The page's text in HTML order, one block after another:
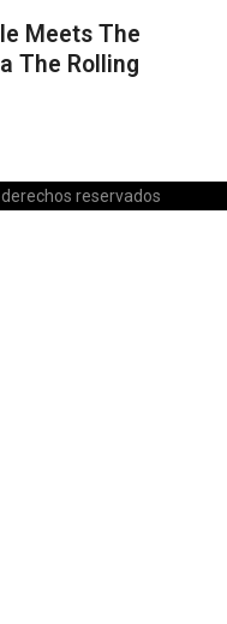
Meets The
The Rolling
derechos reservados